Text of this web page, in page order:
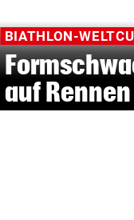
BIATHLON-
auf